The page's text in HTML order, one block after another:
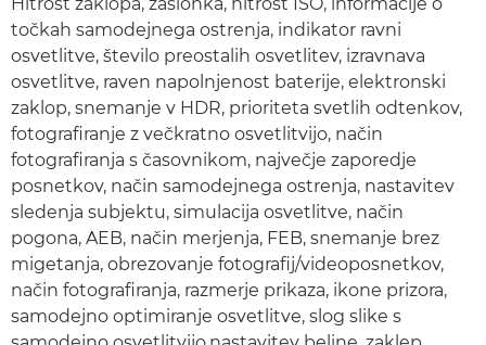
točkah samodejnega ostrenja, indikator ravni
osvetlitve, število preostalih osvetlitev, izravnava
osvetlitve, raven napolnjenost baterije, elektronski
zaklop, snemanje v HDR, prioriteta svetlih odtenkov,
fotografiranje z večkratno osvetlitvijo, način
fotografiranja s časovnikom, največje zaporedje
posnetkov, način samodejnega ostrenja, nastavitev
sledenja subjektu, simulacija osvetlitve, način
pogona, AEB, način merjenja, FEB, snemanje brez
migetanja, obrezovanje fotografij/videoposnetkov,
način fotografiranja, razmerje prikaza, ikone prizora,
samodejno optimiranje osvetlitve, slog slike s